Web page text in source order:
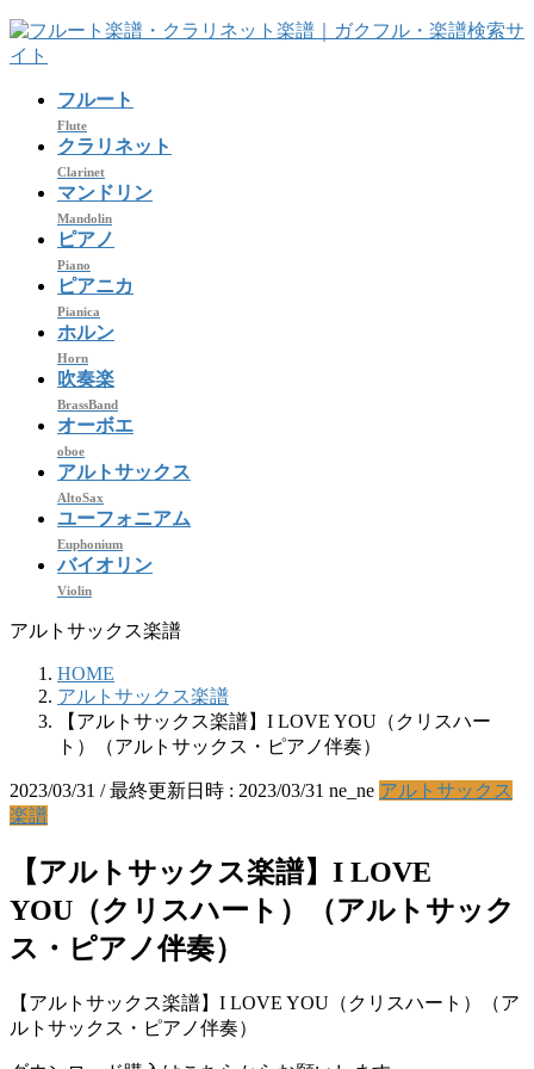
コ
ン
ナ
ビ
フルート
Flute
クラリネット
Clarinet
マンドリン
Mandolin
ピアノ
Piano
ピアニカ
Pianica
ホルン
Horn
吹奏楽
BrassBand
オーボエ
oboe
アルトサックス
AltoSax
ユーフォニアム
Euphonium
バイオリン
Violin
アルトサックス楽譜
HOME
アルトサックス楽譜
【アルトサックス楽譜】I LOVE YOU（クリスハー
ト）（アルトサックス・ピアノ伴奏）
2023/03/31 / 最終更新日時 : 2023/03/31 ne_ne アルトサックス
楽譜
【アルトサックス楽譜】I LOVE
YOU（クリスハート）（アルトサック
ス・ピアノ伴奏）
【アルトサックス楽譜】I LOVE YOU（クリスハート）（ア
ルトサックス・ピアノ伴奏）